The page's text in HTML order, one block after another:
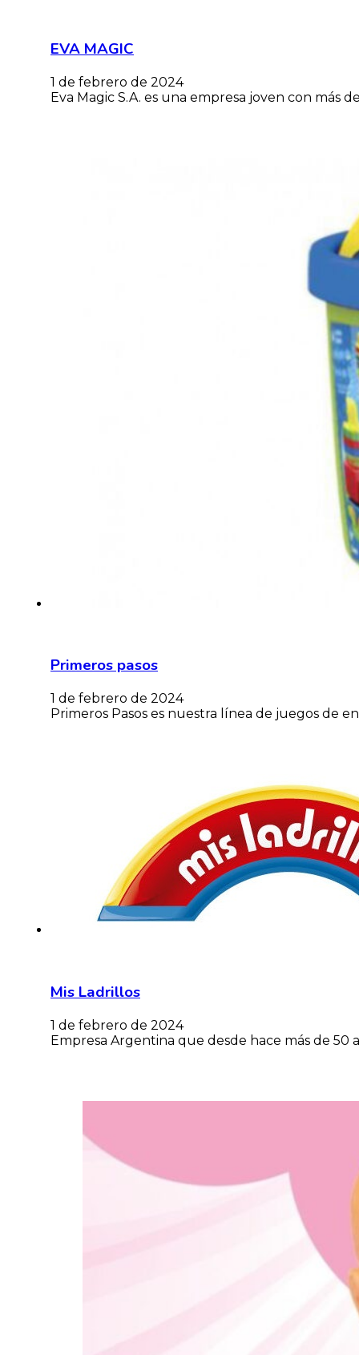
EVA MAGIC
1 de febrero de 2024
Eva Magic S.A. es una empresa joven con más
Primeros pasos
1 de febrero de 2024
Primeros Pasos es nuestra línea de juegos de
Mis Ladrillos
1 de febrero de 2024
Empresa Argentina que desde hace más de 50